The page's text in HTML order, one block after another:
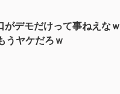
がデモだけって事ねえなｗ
うヤケだろｗ